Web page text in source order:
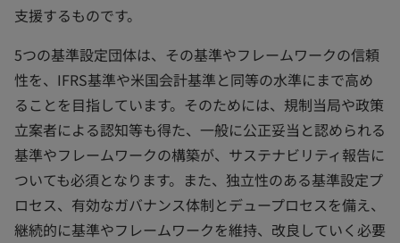
支援するものです。
5つの基準設定団体は、その基準やフレームワークの信頼
性を、IFRS基準や米国会計基準と同等の水準にまで高め
ることを目指しています。そのためには、規制当局や政策
立案者による認知等も得た、一般に公正妥当と認められる
基準やフレームワークの構築が、サステナビリティ報告に
ついても必須となります。また、独立性のある基準設定プ
ロセス、有効なガバナンス体制とデュープロセスを備え、
継続的に基準やフレームワークを維持、改良していく必要